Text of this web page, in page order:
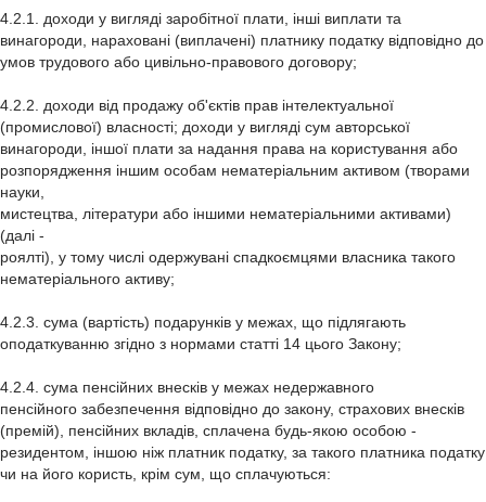
4.2.1. доходи у вигляді заробітної плати, інші виплати та
винагороди, нараховані (виплачені) платнику податку відповідно до
умов трудового або цивільно-правового договору;
4.2.2. доходи від продажу об'єктів прав інтелектуальної
(промислової) власності; доходи у вигляді сум авторської
винагороди, іншої плати за надання права на користування або
розпорядження іншим особам нематеріальним активом (творами
науки,
мистецтва, літератури або іншими нематеріальними активами)
(далі -
роялті), у тому числі одержувані спадкоємцями власника такого
нематеріального активу;
4.2.3. сума (вартість) подарунків у межах, що підлягають
оподаткуванню згідно з нормами статті 14 цього Закону;
4.2.4. сума пенсійних внесків у межах недержавного
пенсійного забезпечення відповідно до закону, страхових внесків
(премій), пенсійних вкладів, сплачена будь-якою особою -
резидентом, іншою ніж платник податку, за такого платника податку
чи на його користь, крім сум, що сплачуються: